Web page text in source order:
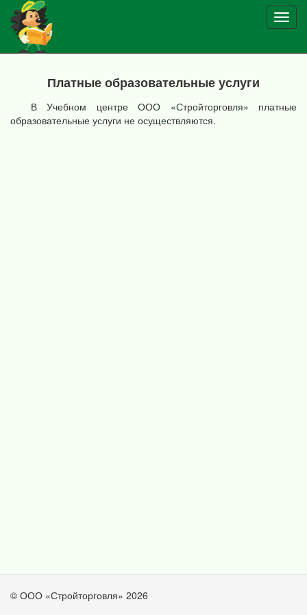
Платные образовательные услуги
В Учебном центре ООО «Стройторговля» платные
образовательные услуги не осуществляются.
© ООО «Стройторговля» 2026